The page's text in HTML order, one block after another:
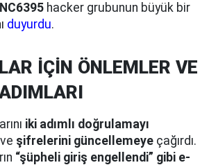
hacker grubunun büyük bir
duyurdu.
İÇİN ÖNLEMLER VE
iki adımlı doğrulamayı
ve şifrelerini güncellemeye çağırdı.
“şüpheli giriş engellendi” gibi e-